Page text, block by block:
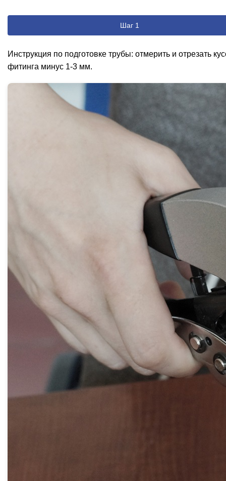
Шаг 1
Инструкция по подготовке трубы: отмерить и отрезать
фитинга минус 1-3 мм.